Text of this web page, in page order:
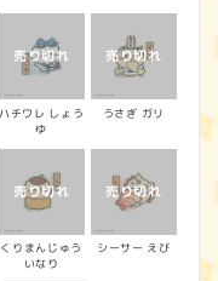
ハチワレ しょう
ゆ
うさぎ ガリ
くりまんじゅう
いなり
シーサー えび